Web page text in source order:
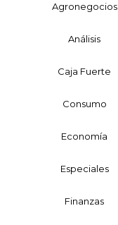
Agronegocios
Análisis
Caja Fuerte
Consumo
Economía
Especiales
Finanzas